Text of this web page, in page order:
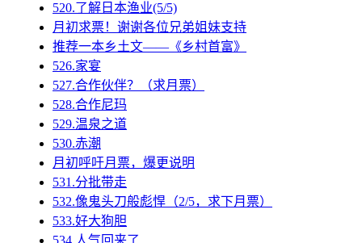
520.了解日本渔业(5/5)
月初求票！谢谢各位兄弟姐妹支持
推荐一本乡土文——《乡村首富》
526.家宴
527.合作伙伴？（求月票）
528.合作尼玛
529.温泉之道
530.赤潮
月初呼吁月票，爆更说明
531.分批带走
532.像鬼头刀般彪悍（2/5，求下月票）
533.好大狗胆
534.人气回来了